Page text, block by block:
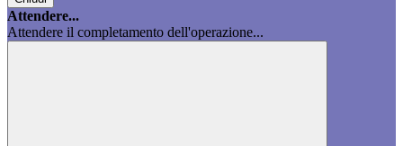
Attendere...
Attendere il completamento dell'operazione...